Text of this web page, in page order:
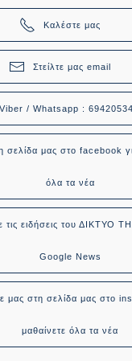
Καλέστε μας
Στείλτε μας email
Viber / Whatsapp :
σελίδα μας στο facebook
όλα τα νέα
τις ειδήσεις του ΔΙΚΤΥΟ
Google News
μας στη σελίδα μας στο
μαθαίνετε όλα τα νέα